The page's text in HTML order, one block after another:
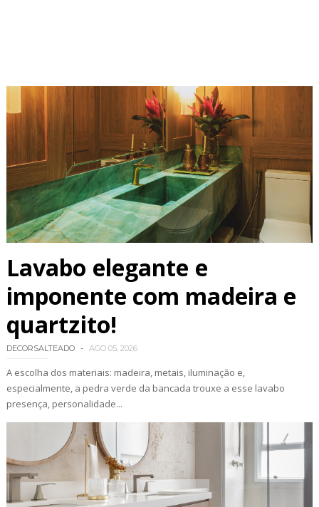
Lavabo elegante e
imponente com madeira e
quartzito!
DECORSALTEADO AGO 05, 2026
A escolha dos materiais: madeira, metais, iluminação e,
especialmente, a pedra verde da bancada trouxe a esse lavabo
presença, personalidade...